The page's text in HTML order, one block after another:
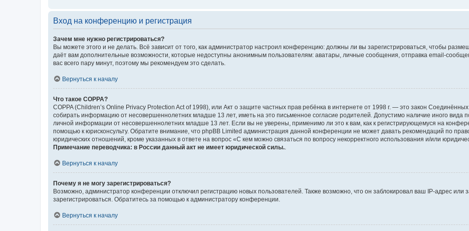
Вход на конференцию и регистрация
Зачем мне нужно регистрироваться?
Вы можете этого и не делать. Всё зависит от того, как администратор настроил конференцию: должны ли вы зарегистрироваться, чтобы
даёт вам дополнительные возможности, которые недоступны анонимным пользователям: аватары, личные сообщения, отправка email-
вас всего пару минут, поэтому мы рекомендуем это сделать.
Вернуться к началу
Что такое COPPA?
COPPA (Children’s Online Privacy Protection Act of 1998), или Акт о защите частных прав ребёнка в интернете от 1998 г. — это закон
собирать информацию от несовершеннолетних младше 13 лет, иметь на это письменное согласие родителей. Допустимо наличие иного вида
личной информации от несовершеннолетних младше 13 лет. Если вы не уверены, применимо ли это к вам, как к регистрирующемуся на
помощью к юрисконсульту. Обратите внимание, что phpBB Limited администрация данной конференции не может давать рекомендаций по
юридических отношений, кроме указанных в ответе на вопрос «С кем можно связаться по вопросу некорректного использования и/или
Примечание переводчика: в России данный акт не имеет юридической силы.
Вернуться к началу
Почему я не могу зарегистрироваться?
Возможно, администратор конференции отключил регистрацию новых пользователей. Также возможно, что он заблокировал ваш IP-адрес или
зарегистрироваться. Обратитесь за помощью к администратору конференции.
Вернуться к началу